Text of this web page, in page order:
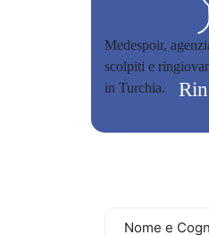
Medespoir,
scolpiti e
in Turchia.